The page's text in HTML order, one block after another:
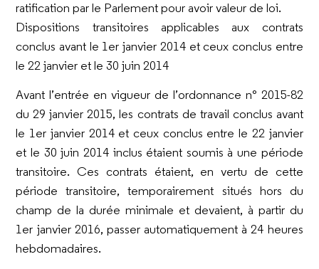
ratification par le Parlement pour avoir valeur de loi.
Dispositions transitoires applicables aux contrats
conclus avant le 1er janvier 2014 et ceux conclus entre
le 22 janvier et le 30 juin 2014
Avant l’entrée en vigueur de l’ordonnance n° 2015-82
du 29 janvier 2015, les contrats de travail conclus avant
le 1er janvier 2014 et ceux conclus entre le 22 janvier
et le 30 juin 2014 inclus étaient soumis à une période
transitoire. Ces contrats étaient, en vertu de cette
période transitoire, temporairement situés hors du
champ de la durée minimale et devaient, à partir du
1er janvier 2016, passer automatiquement à 24 heures
hebdomadaires.